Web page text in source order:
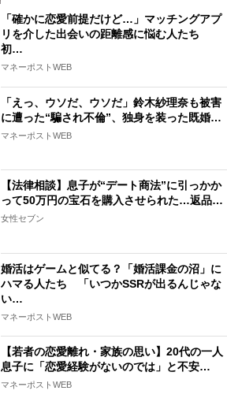
「確かに恋愛前提だけど…」マッチングアプ
リを介した出会いの距離感に悩む人たち
初…
マネーポストWEB
「えっ、ウソだ、ウソだ」鈴木紗理奈も被害
に遭った“騙され不倫”、独身を装った既婚…
マネーポストWEB
【法律相談】息子が“デート商法”に引っかか
って50万円の宝石を購入させられた…返品…
女性セブン
婚活はゲームと似てる？「婚活課金の沼」に
ハマる人たち 「いつかSSRが出るんじゃな
い…
マネーポストWEB
【若者の恋愛離れ・家族の思い】20代の一人
息子に「恋愛経験がないのでは」と不安…
マネーポストWEB